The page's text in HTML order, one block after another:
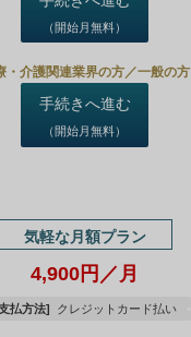
（開始月無料）
・介護関連業界の方／一般の方
手続きへ進む
（開始月無料）
気軽な月額プラン
4,900円／月
払方法] クレジットカード払い